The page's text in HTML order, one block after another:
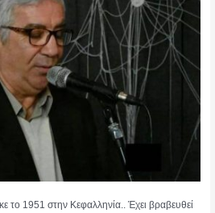
το 1951 στην Κεφαλληνία.. Έχει βραβευθεί